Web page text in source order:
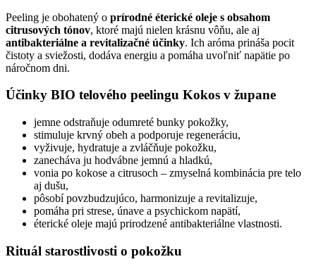
Peeling je obohatený o prírodné éterické oleje s obsahom
citrusových tónov, ktoré majú nielen krásnu vôňu, ale aj
antibakteriálne a revitalizačné účinky. Ich aróma prináša pocit
čistoty a sviežosti, dodáva energiu a pomáha uvoľniť napätie po
náročnom dni.
Účinky BIO telového peelingu Kokos v župane
jemne odstraňuje odumreté bunky pokožky,
stimuluje krvný obeh a podporuje regeneráciu,
vyživuje, hydratuje a zvláčňuje pokožku,
zanecháva ju hodvábne jemnú a hladkú,
vonia po kokose a citrusoch – zmyselná kombinácia pre telo
aj dušu,
pôsobí povzbudzujúco, harmonizuje a revitalizuje,
pomáha pri strese, únave a psychickom napätí,
éterické oleje majú prirodzené antibakteriálne vlastnosti.
Rituál starostlivosti o pokožku